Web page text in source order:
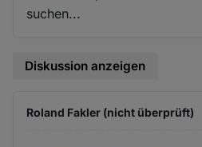
suchen...
Diskussion anzeigen
Roland Fakler (nicht überprüft)